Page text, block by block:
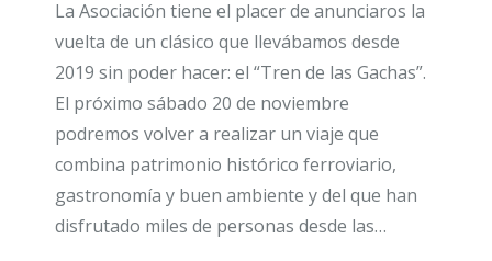
La Asociación tiene el placer de anunciaros la
vuelta de un clásico que llevábamos desde
2019 sin poder hacer: el “Tren de las Gachas”.
El próximo sábado 20 de noviembre
podremos volver a realizar un viaje que
combina patrimonio histórico ferroviario,
gastronomía y buen ambiente y del que han
disfrutado miles de personas desde las…